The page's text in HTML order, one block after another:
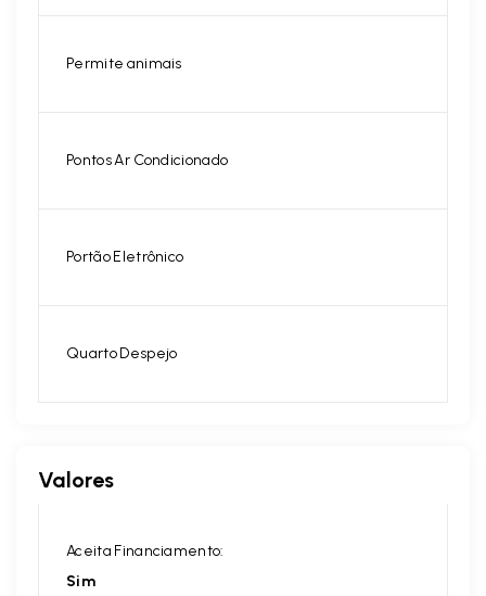
Permite animais
Pontos Ar Condicionado
Portão Eletrônico
Quarto Despejo
Valores
Aceita Financiamento:
Sim